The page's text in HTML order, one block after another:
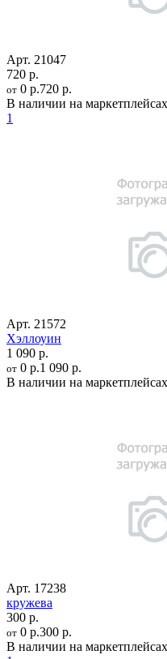
Арт. 21047
720 р.
от 0 р.720 р.
В наличии на маркетплейсах
1
Арт. 21572
Хэллоуин
1 090 р.
от 0 р.1 090 р.
В наличии на маркетплейсах
Арт. 17238
кружева
300 р.
от 0 р.300 р.
В наличии на маркетплейсах